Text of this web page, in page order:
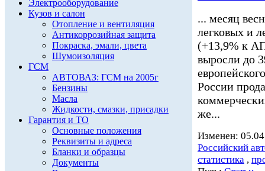
Электрооборудование
Кузов и салон
Отопление и вентиляция
Антикоррозийная защита
Покраска, эмали, цвета
Шумоизоляция
ГСМ
АВТОВАЗ: ГСМ на 2005г
Бензины
Масла
Жидкости, смазки, присадки
Гарантия и ТО
Основные положения
Реквизиты и адреса
Бланки и образцы
Документы
... месяц
легковых и
(+13,9% к
выросли до
России
же...
Изменен:
Российский
статистика ,